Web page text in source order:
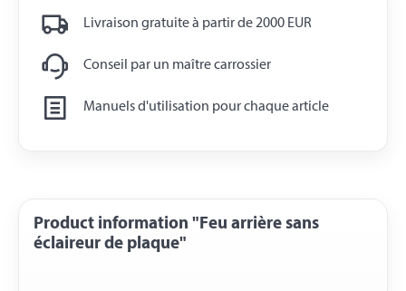
Livraison gratuite à partir de 2000 EUR
Conseil par un maître carrossier
Manuels d'utilisation pour chaque article
Product information "Feu arrière sans
éclaireur de plaque"